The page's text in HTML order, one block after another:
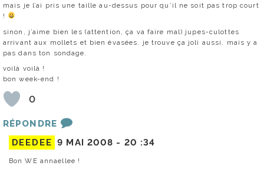
mais je l’ai pris une taille au-dessus pour qu’il ne soit pas trop court
!
sinon, j’aime bien les (attention, ça va faire mal) jupes-culottes
arrivant aux mollets et bien évasées. je trouve ça joli aussi. mais y a
pas dans ton sondage.
voilà voilà !
bon week-end !
0
RÉPONDRE
DEEDEE 9 MAI 2008 - 20 :34
Bon WE annaellee !